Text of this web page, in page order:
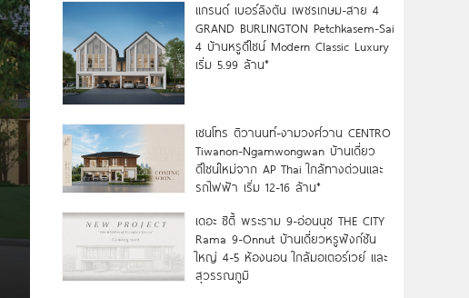
แกรนด์ เบอร์ลิงตัน เพชรเกษม-สาย 4
GRAND BURLINGTON Petchkasem-Sai
4 บ้านหรูดีไซน์ Modern Classic Luxury
เริ่ม 5.99 ล้าน*
เซนโทร ติวานนท์-งามวงศ์วาน CENTRO
Tiwanon-Ngamwongwan บ้านเดี่ยว
ดีไซน์ใหม่จาก AP Thai ใกล้ทางด่วนและ
รถไฟฟ้า เริ่ม 12-16 ล้าน*
เดอะ ซิตี้ พระราม 9-อ่อนนุช THE CITY
Rama 9-Onnut บ้านเดี่ยวหรูฟังก์ชัน
ใหญ่ 4-5 ห้องนอน ใกล้มอเตอร์เวย์ และ
สุวรรณภูมิ